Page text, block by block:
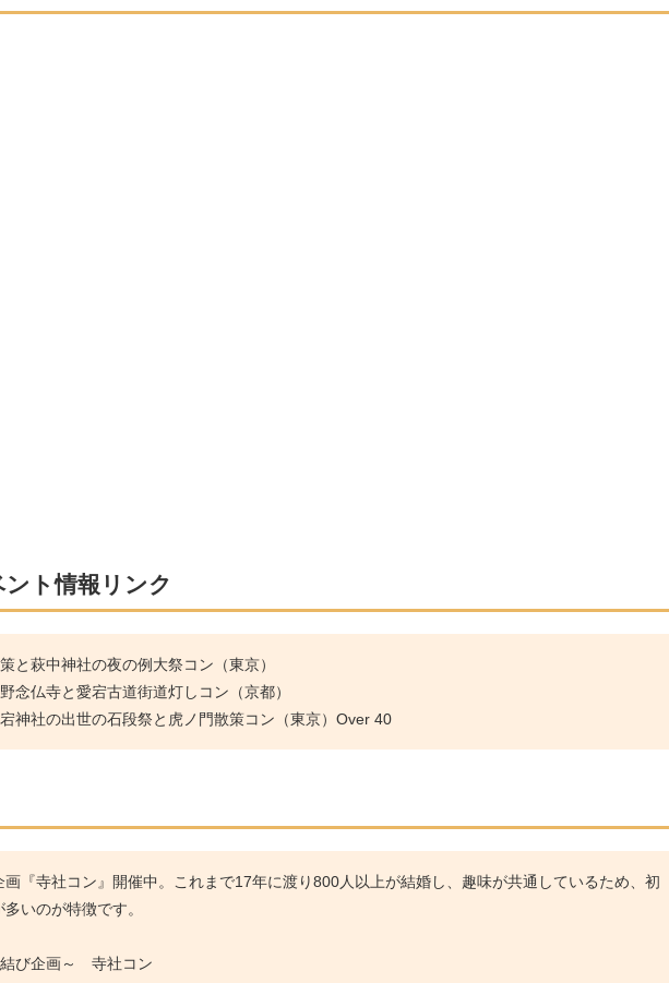
ト情報リンク
と萩中神社の夜の例大祭コン（東京）
念仏寺と愛宕古道街道灯しコン（京都）
神社の出世の石段祭と虎ノ門散策コン（東京）Over 40
『寺社コン』開催中。これまで17年に渡り800人以上が結婚し、趣味が共通しているため、初
いのが特徴です。
結び企画～ 寺社コン